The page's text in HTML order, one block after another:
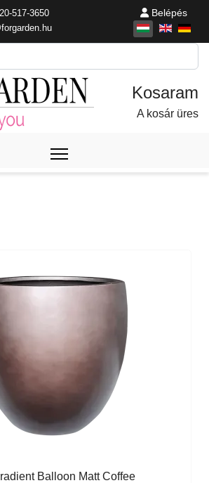
517-3650
Belépés
kifejezést.
A kosár üres
Balloon Matt Coffee